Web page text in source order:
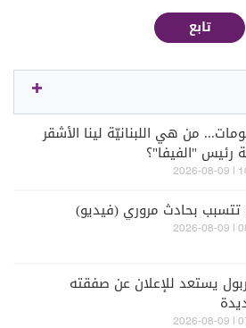
تابع
من هي اللبنانيّة لينا الأشقر
رئيس "الفيفا"؟
تتسبب بحادث مروري (فيديو)
يستعد للإعلان عن صفقته